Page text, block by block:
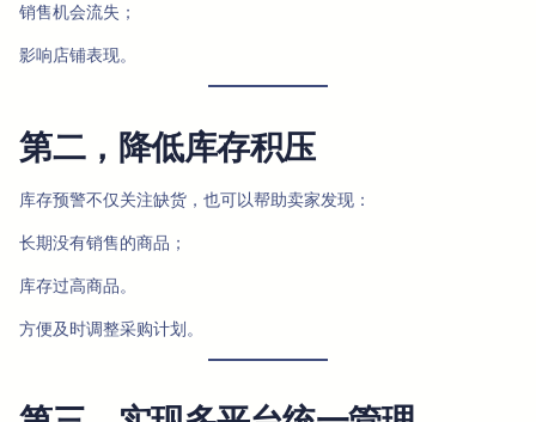
销售机会流失；
影响店铺表现。
第二，降低库存积压
库存预警不仅关注缺货，也可以帮助卖家发现：
长期没有销售的商品；
库存过高商品。
方便及时调整采购计划。